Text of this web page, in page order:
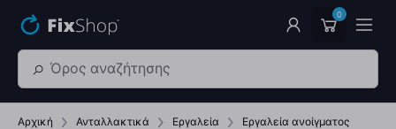
0
Αρχική Ανταλλακτικά Εργαλεία Εργαλεία ανοίγματος